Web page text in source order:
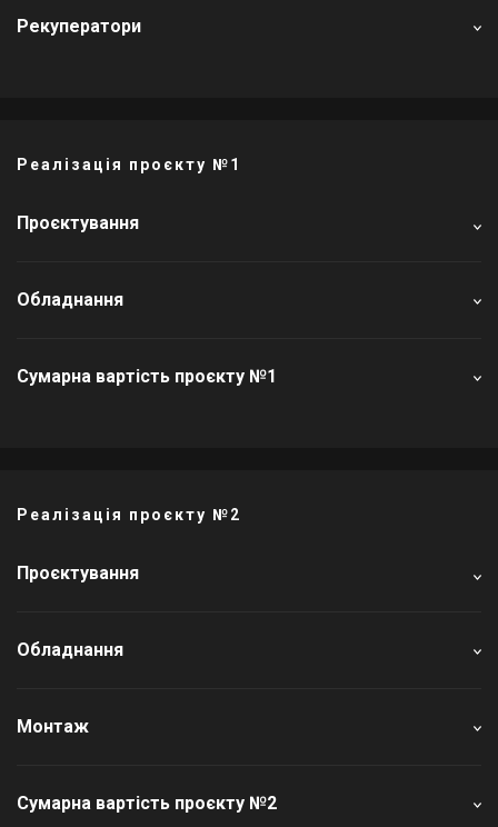
Рекуператори
Реалізація проєкту №1
Проєктування
Обладнання
Сумарна вартість проєкту №1
Реалізація проєкту №2
Проєктування
Обладнання
Монтаж
Сумарна вартість проєкту №2